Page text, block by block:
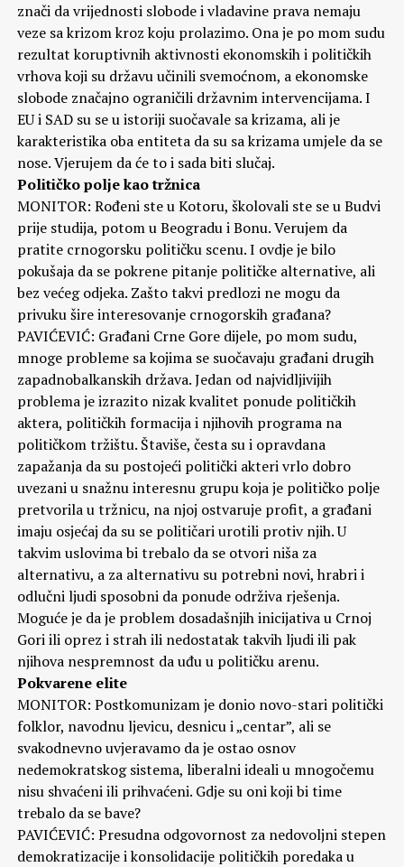
znači da vrijednosti slobode i vladavine prava nemaju
veze sa krizom kroz koju prolazimo. Ona je po mom sudu
rezultat koruptivnih aktivnosti ekonomskih i političkih
vrhova koji su državu učinili svemoćnom, a ekonomske
slobode značajno ograničili državnim intervencijama. I
EU i SAD su se u istoriji suočavale sa krizama, ali je
karakteristika oba entiteta da su sa krizama umjele da se
nose. Vjerujem da će to i sada biti slučaj.
Političko polje kao tržnica
MONITOR: Rođeni ste u Kotoru, školovali ste se u Budvi
prije studija, potom u Beogradu i Bonu. Verujem da
pratite crnogorsku političku scenu. I ovdje je bilo
pokušaja da se pokrene pitanje političke alternative, ali
bez većeg odjeka. Zašto takvi predlozi ne mogu da
privuku šire interesovanje crnogorskih građana?
PAVIĆEVIĆ: Građani Crne Gore dijele, po mom sudu,
mnoge probleme sa kojima se suočavaju građani drugih
zapadnobalkanskih država. Jedan od najvidljivijih
problema je izrazito nizak kvalitet ponude političkih
aktera, političkih formacija i njihovih programa na
političkom tržištu. Štaviše, česta su i opravdana
zapažanja da su postojeći politički akteri vrlo dobro
uvezani u snažnu interesnu grupu koja je političko polje
pretvorila u tržnicu, na njoj ostvaruje profit, a građani
imaju osjećaj da su se političari urotili protiv njih. U
takvim uslovima bi trebalo da se otvori niša za
alternativu, a za alternativu su potrebni novi, hrabri i
odlučni ljudi sposobni da ponude održiva rješenja.
Moguće je da je problem dosadašnjih inicijativa u Crnoj
Gori ili oprez i strah ili nedostatak takvih ljudi ili pak
njihova nespremnost da uđu u političku arenu.
Pokvarene elite
MONITOR: Postkomunizam je donio novo-stari politički
folklor, navodnu ljevicu, desnicu i „centar”, ali se
svakodnevno uvjeravamo da je ostao osnov
nedemokratskog sistema, liberalni ideali u mnogočemu
nisu shvaćeni ili prihvaćeni. Gdje su oni koji bi time
trebalo da se bave?
PAVIĆEVIĆ: Presudna odgovornost za nedovoljni stepen
demokratizacije i konsolidacije političkih poredaka u